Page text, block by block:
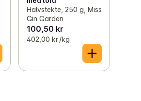
Halvstekte, 250 g, Miss
Gin Garden
100,50 kr
402,00 kr /kg